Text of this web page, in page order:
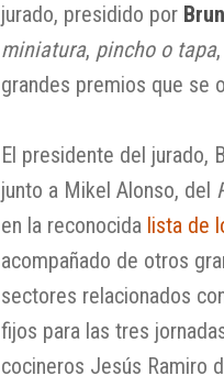
jurado, presidido por
miniatura, pincho o tapa
grandes premios que se
El presidente del jurado,
junto a Mikel Alonso, del
en la reconocida lista de
acompañado de otros
sectores relacionados
fijos para las tres
cocineros Jesús Ramiro